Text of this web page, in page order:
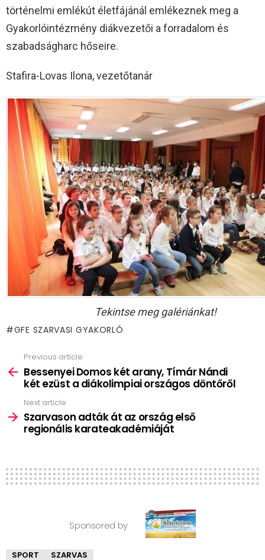
történelmi emlékút életfájánál emlékeznek meg a
Gyakorlóintézmény diákvezetői a forradalom és
szabadságharc hőseire.
Stafira-Lovas Ilona, vezetőtanár
Tekintse meg galériánkat!
GFE SZARVASI GYAKORLÓ
more
Previous article
Bessenyei Domos két arany, Tímár Nándi
két ezüst a diákolimpiai országos döntőről
Next article
Szarvason adták át az ország első
regionális karateakadémiáját
Sponsored by
SPORT SZARVAS